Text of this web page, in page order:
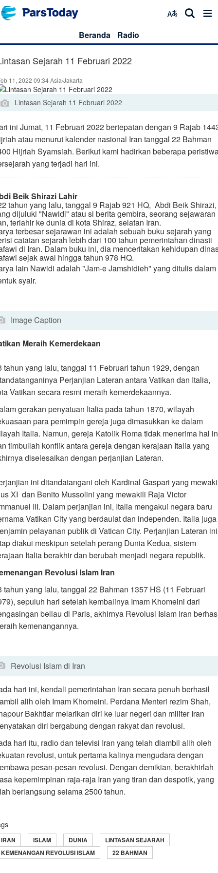
Beranda Radio
Sejarah 11 Februari 2022
11, 2022 09:34 Asia/Jakarta
Lintasan Sejarah 11 Februari 2022
ini Jumat, 11 Februari 2022 bertepatan dengan 9 Rajab
atau menurut kalender nasional Iran tanggal 22 Bahman
Hijriah Syamsiah. Berikut kami hadirkan beberapa
yang terjadi hari ini.
Beik Shirazi Lahir
tahun yang lalu, tanggal 9 Rajab 921 HQ, Abdi Beik Shirazi,
dijuluki "Nawidi" atau si berita gembira, seorang sejawaran
terlahir ke dunia di kota Shiraz, selatan Iran.
terbesar sejarawan ini adalah sebuah buku sejarah yang
catatan sejarah lebih dari 100 tahun pemerintahan dinasti
di Iran. Dalam buku ini, dia menceritakan kehidupan
sejak awal hingga tahun 978 HQ.
lain Nawidi adalah "Jam-e Jamshidieh" yang ditulis dalam
syair.
Image Caption
Meraih Kemerdekaan
tahun yang lalu, tanggal 11 Februari tahun 1929, dengan
Perjanjian Lateran antara Vatikan dan Italia,
Vatikan secara resmi meraih kemerdekaannya.
gerakan penyatuan Italia pada tahun 1870, wilayah
para pemimpin gereja juga dimasukkan ke dalam
Italia. Namun, gereja Katolik Roma tidak menerima hal
timbullah konflik antara gereja dengan kerajaan Italia yang
diselesaikan dengan perjanjian Lateran.
ini ditandatangani oleh Kardinal Gaspari yang
XI dan Benito Mussolini yang mewakili Raja Victor
III. Dalam perjanjian ini, Italia mengakui negara baru
Vatikan City yang berdaulat dan independen. Italia juga
pelayanan publik di Vatican City. Perjanjian Lateran ini
diakui meskipun setelah perang Dunia Kedua, sistem
Italia berakhir dan berubah menjadi negara republik.
Revolusi Islam Iran
tahun yang lalu, tanggal 22 Bahman 1357 HS (11 Februari
sepuluh hari setelah kembalinya Imam Khomeini dari
beliau di Paris, akhirnya Revolusi Islam Iran
kemenangannya.
Revolusi Islam di Iran
hari ini, kendali pemerintahan Iran secara penuh berhasil
alih oleh Imam Khomeini. Perdana Menteri rezim Shah,
Bakhtiar melarikan diri ke luar negeri dan militer Iran
diri bergabung dengan rakyat dan revolusi.
hari itu, radio dan televisi Iran yang telah diambil alih oleh
revolusi, untuk pertama kalinya mengudara dengan
pesan-pesan revolusi. Dengan demikian, berakhirlah
kepemimpinan raja-raja Iran yang tiran dan despotik, yang
berlangsung selama 2500 tahun.
IRAN ISLAM DUNIA
LINTASAN SEJARAH
KEMENANGAN REVOLUSI ISLAM
22 BAHMAN